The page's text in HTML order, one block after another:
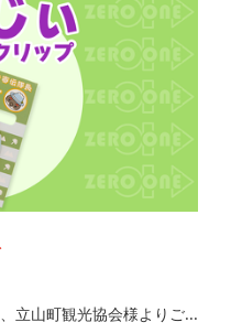
立山町観光協会様よりご...